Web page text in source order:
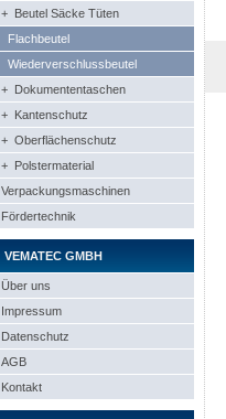
+ Beutel Säcke Tüten
Flachbeutel
Wiederverschlussbeutel
+ Dokumententaschen
+ Kantenschutz
+ Oberflächenschutz
+ Polstermaterial
Verpackungsmaschinen
Fördertechnik
VEMATEC GMBH
Über uns
Impressum
Datenschutz
AGB
Kontakt